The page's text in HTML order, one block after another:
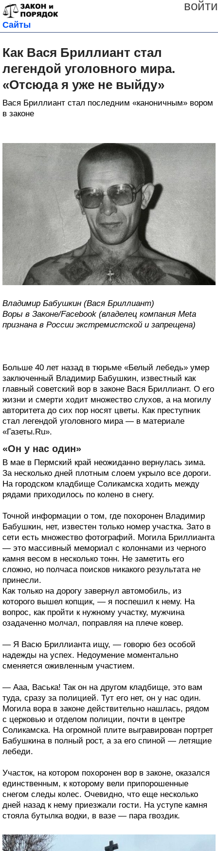
войти
Сайты
Как Вася Бриллиант стал
легендой уголовного мира.
«Отсюда я уже не выйду»
Вася Бриллиант стал последним «каноничным» вором
в законе
Владимир Бабушкин (Вася Бриллиант)
Воры в Законе/Facebook (владелец компания Meta
признана в России экстремистской и запрещена)
Больше 40 лет назад в тюрьме «Белый лебедь» умер
заключенный Владимир Бабушкин, известный как
главный советский вор в законе Вася Бриллиант. О его
жизни и смерти ходит множество слухов, а на могилу
авторитета до сих пор носят цветы. Как преступник
стал легендой уголовного мира — в материале
«Газеты.Ru».
«Он у нас один»
В мае в Пермский край неожиданно вернулась зима.
За несколько дней плотным слоем укрыло все дороги.
На городском кладбище Соликамска ходить между
рядами приходилось по колено в снегу.
Точной информации о том, где похоронен Владимир
Бабушкин, нет, известен только номер участка. Зато в
сети есть множество фотографий. Могила Бриллианта
— это массивный мемориал с колоннами из черного
камня весом в несколько тонн. Не заметить его
сложно, но полчаса поисков никакого результата не
принесли.
Как только на дорогу завернул автомобиль, из
которого вышел копщик, — я поспешил к нему. На
вопрос, как пройти к нужному участку, мужчина
озадаченно молчал, поправляя на плече ковер.
— Я Васю Бриллианта ищу, — говорю без особой
надежды на успех. Недоумение моментально
сменяется оживленным участием.
— Ааа, Васька! Так он на другом кладбище, это вам
туда, сразу за полицией. Тут его нет, он у нас один.
Могила вора в законе действительно нашлась, рядом
с церковью и отделом полиции, почти в центре
Соликамска. На огромной плите выгравирован портрет
Бабушкина в полный рост, а за его спиной — летящие
лебеди.
Участок, на котором похоронен вор в законе, оказался
единственным, к которому вели припорошенные
снегом следы колес. Очевидно, что еще несколько
дней назад к нему приезжали гости. На уступе камня
стояла бутылка водки, в вазе — пара гвоздик.